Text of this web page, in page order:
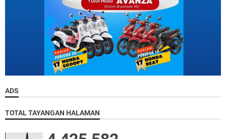
ADS
TOTAL TAYANGAN HALAMAN